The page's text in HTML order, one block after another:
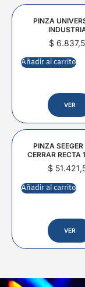
PINZA
$
Añadir al carrito
VER
PINZA SEEGER
CERRAR RECTA
$
Añadir al carrito
VER